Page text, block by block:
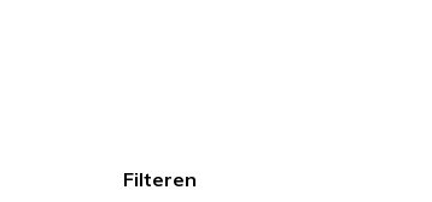
Filteren